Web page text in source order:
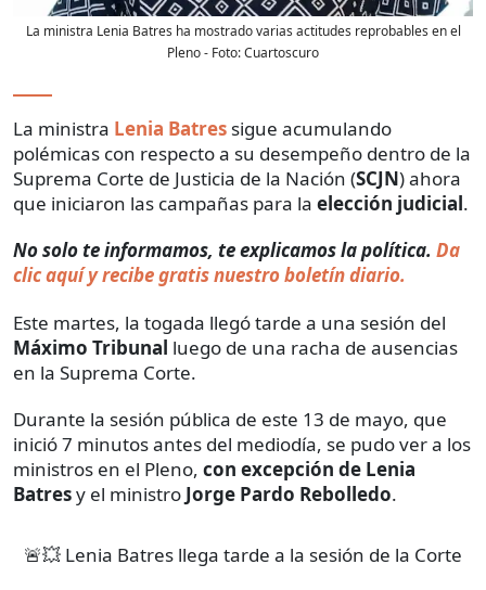
La ministra Lenia Batres ha mostrado varias actitudes reprobables en el
Pleno- Foto:Cuartoscuro
La ministra Lenia Batres sigue acumulando
polémicas con respecto a su desempeño dentro de la
Suprema Corte de Justicia de la Nación (SCJN) ahora
que iniciaron las campañas para la elección judicial.
No solo te informamos, te explicamos la política. Da
clic aquí y recibe gratis nuestro boletín diario.
Este martes, la togada llegó tarde a una sesión del
Máximo Tribunal luego de una racha de ausencias
en la Suprema Corte.
Durante la sesión pública de este 13 de mayo, que
inició 7 minutos antes del mediodía, se pudo ver a los
ministros en el Pleno, con excepción de Lenia
Batresy el ministro Jorge Pardo Rebolledo.
🚨💥 Lenia Batres llega tarde a la sesión de la Corte